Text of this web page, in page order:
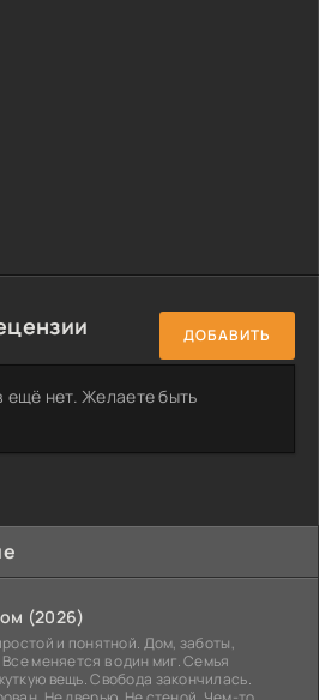
ДОБАВИТЬ
ещё нет. Желаете быть
(2026)
и понятной. Дом, заботы,
меняется в один миг. Семья
вещь. Свобода закончилась.